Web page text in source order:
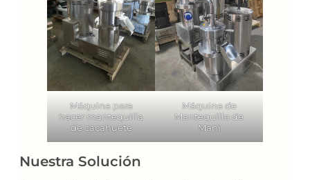
Máquina para
hacer mantequilla
de cacahuete
Máquina de
Mantequilla de
Maní
Nuestra Solución